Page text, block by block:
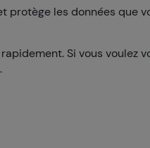
les données que
Si vous voulez